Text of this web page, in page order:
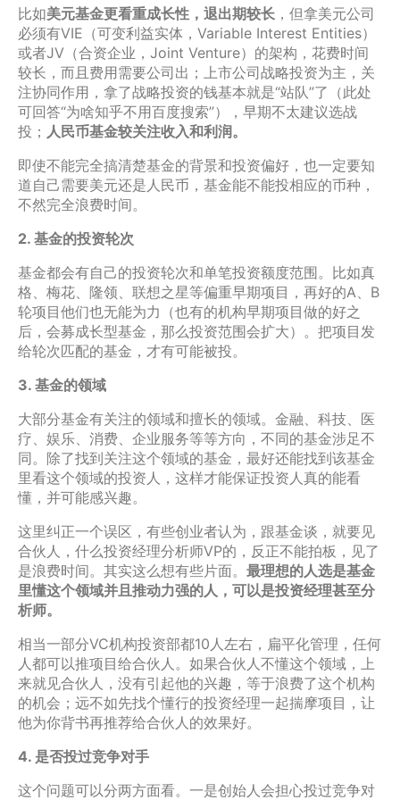
比如美元基金更看重成长性，退出期较长 ，但拿美元公司
必须有VIE（可变利益实体，Variable Interest Entities）
或者JV（合资企业，Joint Venture）的架构，花费时间
较长，而且费用需要公司出；上市公司战略投资为主，关
注协同作用，拿了战略投资的钱基本就是“站队”了（此处
可回答“为啥知乎不用百度搜索”），早期不太建议选战
投； 人民币基金较关注收入和利润。
即使不能完全搞清楚基金的背景和投资偏好，也一定要知
道自己需要美元还是人民币，基金能不能投相应的币种，
不然完全浪费时间。
2. 基金的投资轮次
基金都会有自己的投资轮次和单笔投资额度范围。比如真
格、梅花、隆领、联想之星等偏重早期项目，再好的A、B
轮项目他们也无能为力（也有的机构早期项目做的好之
后，会募成长型基金，那么投资范围会扩大）。把项目发
给轮次匹配的基金，才有可能被投。
3. 基金的领域
大部分基金有关注的领域和擅长的领域。金融、科技、医
疗、娱乐、消费、企业服务等等方向，不同的基金涉足不
同。除了找到关注这个领域的基金，最好还能找到该基金
里看这个领域的投资人，这样才能保证投资人真的能看
懂，并可能感兴趣。
这里纠正一个误区，有些创业者认为，跟基金谈，就要见
合伙人，什么投资经理分析师VP的，反正不能拍板，见了
是浪费时间。其实这么想有些片面。 最理想的人选是基金
里懂这个领域并且推动力强的人，可以是投资经理甚至分
析师。
相当一部分VC机构投资部都10人左右，扁平化管理，任何
人都可以推项目给合伙人。如果合伙人不懂这个领域，上
来就见合伙人，没有引起他的兴趣，等于浪费了这个机构
的机会；远不如先找个懂行的投资经理一起揣摩项目，让
他为你背书再推荐给合伙人的效果好。
4. 是否投过竞争对手
这个问题可以分两方面看。一是创始人会担心投过竞争对